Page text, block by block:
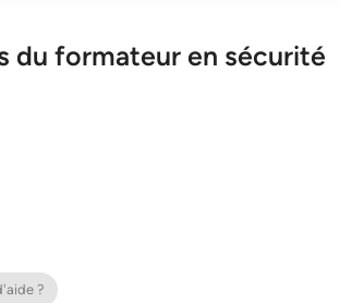
du formateur en sécurité
?